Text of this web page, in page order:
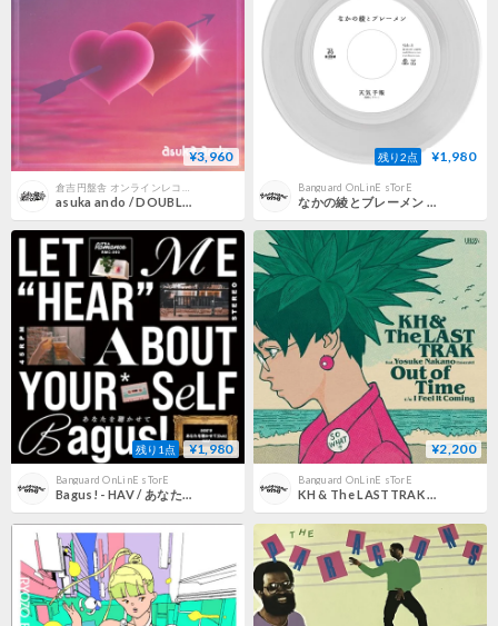
¥3,960
asuka ando / DOUBLE HAPPINESS (新品LP)
残り2点 ¥1,980
Banguard OnLinE sTorE
なかの綾とブレーメン / 天気予報 c/w 未来 (Reggae Disco Rockers Remix) [7inch]
残り1点 ¥1,980
Banguard OnLinE sTorE
Bagus! - HAV / あなたを聴かせて - あなたを聴かせて (DUB) [7inch]
¥2,200
Banguard OnLinE sTorE
KH & The LASTTRAK feat. 中野陽介 (Emerald) / Out of Time - I Feel It Coming [7inch]